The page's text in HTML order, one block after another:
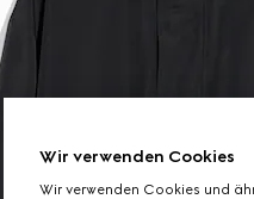
Wir verwenden Cookies
Wir verwenden Cookies und